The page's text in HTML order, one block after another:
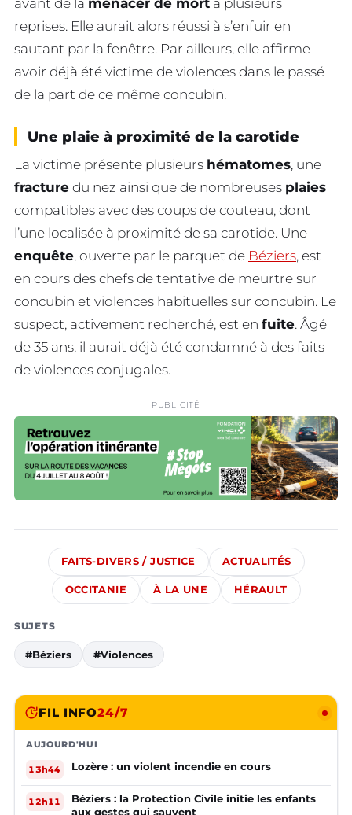
reprises. Elle aurait alors réussi à s’enfuir en
sautant par la fenêtre. Par ailleurs, elle affirme
avoir déjà été victime de violences dans le passé
de la part de ce même concubin.
Une plaie à proximité de la carotide
La victime présente plusieurs hématomes, une
fracture du nez ainsi que de nombreuses plaies
compatibles avec des coups de couteau, dont
l’une localisée à proximité de sa carotide. Une
enquête, ouverte par le parquet de Béziers, est
en cours des chefs de tentative de meurtre sur
concubin et violences habituelles sur concubin. Le
suspect, activement recherché, est en fuite. Âgé
de 35 ans, il aurait déjà été condamné à des faits
de violences conjugales.
PUBLICITÉ
FAITS-DIVERS / JUSTICE ACTUALITÉS
OCCITANIE À LA UNE HÉRAULT
SUJETS
#Béziers #Violences
FIL INFO24/7
AUJOURD'HUI
13h44 Lozère : un violent incendie en cours
12h11
Béziers : la Protection Civile initie les enfants
aux gestes qui sauvent